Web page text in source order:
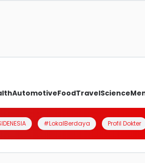
AutomotiveFoodTravelScience
#LokalBerdaya Profil Dokter